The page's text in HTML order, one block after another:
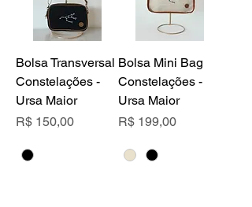
Bolsa Transversal
Constelações -
Ursa Maior
Preço
R$ 150,00
Bolsa Mini Bag
Constelações -
Ursa Maior
Preço
R$ 199,00